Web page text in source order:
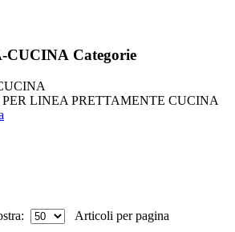
Categorie
LINEA PRETTAMENTE CUCINA
Articoli per pagina